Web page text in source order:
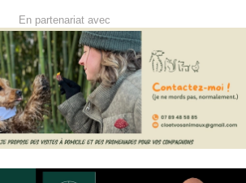
En partenariat avec